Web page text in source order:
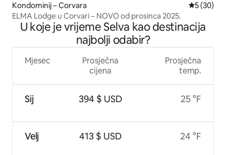
Kondominij – Corvara Prosječna
5 (30)
ELMA Lodge u Corvari – NOVO od prosinca 2025.
U koje je vrijeme Selva kao destinacija
najbolji odabir?
Mjesec
Sij
Velj
Prosječna
cijena
394 $ USD
413 $ USD
Prosječna
temp.
25 °F
24 °F